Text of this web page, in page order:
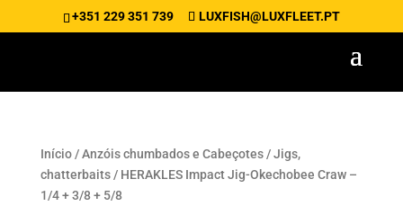
+351 229 351 739 LUXFISH@LUXFLEET.PT
Início/Anzóis chumbados e Cabeçotes/Jigs,
chatterbaits/ HERAKLES Impact Jig-Okechobee Craw –
1/4 + 3/8 + 5/8